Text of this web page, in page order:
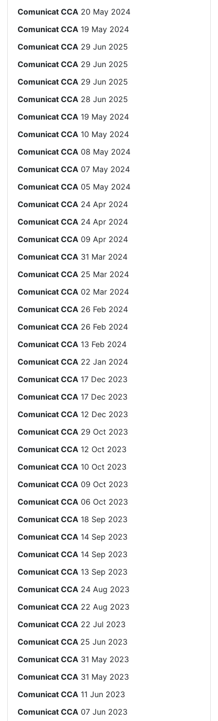
Comunicat CCA 20 May 2024
Comunicat CCA 19 May 2024
Comunicat CCA 29 Jun 2025
Comunicat CCA 29 Jun 2025
Comunicat CCA 29 Jun 2025
Comunicat CCA 28 Jun 2025
Comunicat CCA 19 May 2024
Comunicat CCA 10 May 2024
Comunicat CCA 08 May 2024
Comunicat CCA 07 May 2024
Comunicat CCA 05 May 2024
Comunicat CCA 24 Apr 2024
Comunicat CCA 24 Apr 2024
Comunicat CCA 09 Apr 2024
Comunicat CCA 31 Mar 2024
Comunicat CCA 25 Mar 2024
Comunicat CCA 02 Mar 2024
Comunicat CCA 26 Feb 2024
Comunicat CCA 26 Feb 2024
Comunicat CCA 13 Feb 2024
Comunicat CCA 22 Jan 2024
Comunicat CCA 17 Dec 2023
Comunicat CCA 17 Dec 2023
Comunicat CCA 12 Dec 2023
Comunicat CCA 29 Oct 2023
Comunicat CCA 12 Oct 2023
Comunicat CCA 10 Oct 2023
Comunicat CCA 09 Oct 2023
Comunicat CCA 06 Oct 2023
Comunicat CCA 18 Sep 2023
Comunicat CCA 14 Sep 2023
Comunicat CCA 14 Sep 2023
Comunicat CCA 13 Sep 2023
Comunicat CCA 24 Aug 2023
Comunicat CCA 22 Aug 2023
Comunicat CCA 22 Jul 2023
Comunicat CCA 25 Jun 2023
Comunicat CCA 31 May 2023
Comunicat CCA 31 May 2023
Comunicat CCA 11 Jun 2023
Comunicat CCA 07 Jun 2023